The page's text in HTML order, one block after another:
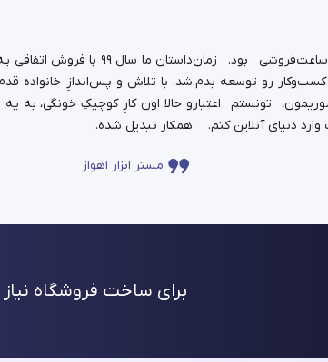
داستان ما سال ۹۹ با
شد. با تلاش و پس‌اندازِ خانواده
همکار تبدیل شده.
مستر ابزار اهواز
پدریم از سال ۶۴ ساعت‌فروشی بود. زمان
کسب‌وکار رو توسعه بدم.
تونستم اعتبار
دنیای آنلاین کنم.
برای ساخت فروشگاه